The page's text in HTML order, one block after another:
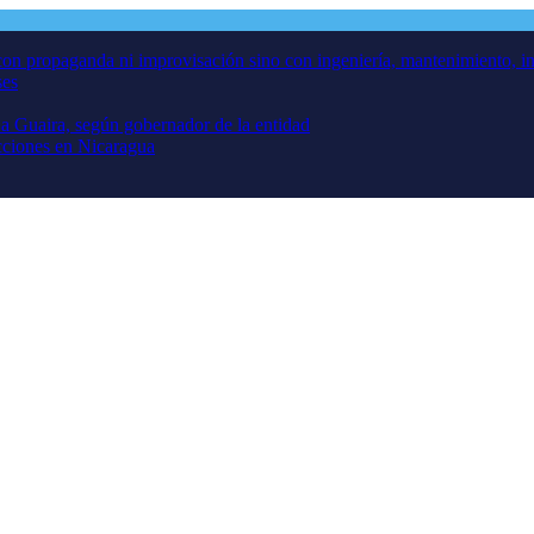
propaganda ni improvisación sino con ingeniería, mantenimiento,
Guaira, según gobernador de la entidad
en Nicaragua